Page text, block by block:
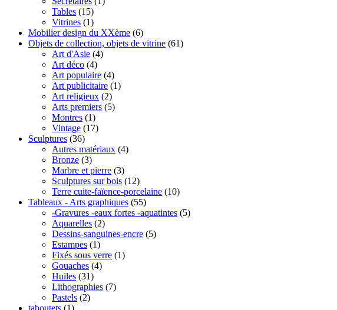
Tables (15)
Vitrines (1)
Mobilier design du XXème (6)
Objets de collection, objets de vitrine (61)
Art d'Asie (4)
Art déco (4)
Art populaire (4)
Art publicitaire (1)
Art religieux (2)
Arts premiers (5)
Montres (1)
Vintage (17)
Sculptures (36)
Autres matériaux (4)
Bronze (3)
Marbre et pierre (3)
Sculptures sur bois (12)
Terre cuite-faïence-porcelaine (10)
Tableaux - Arts graphiques (55)
-Gravures -eaux fortes -aquatintes (5)
Aquarelles (2)
Dessins-sanguines-encre (5)
Estampes (1)
Fixés sous verre (1)
Gouaches (4)
Huiles (31)
Lithographies (7)
Pastels (2)
taboutets (1)